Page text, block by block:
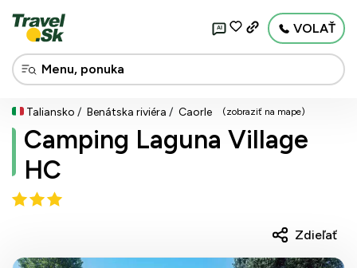
AI VOLAŤ
Taliansko Benátska riviéra Caorle (zobraziť na mape)
Camping Laguna Village
HC
Zdieľať